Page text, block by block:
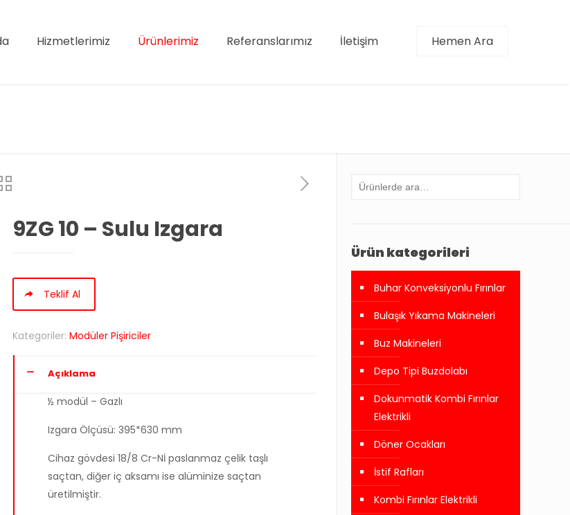
Hizmetlerimiz Ürünlerimiz Referanslarımız İletişim Hemen Ara
9ZG 10 – Sulu Izgara
Teklif Al
Kategoriler: Modüler Pişiriciler
Açıklama
½ modül – Gazlı
Izgara Ölçüsü: 395*630 mm
Cihaz gövdesi 18/8 Cr-Nİ paslanmaz çelik taşlı
saçtan, diğer iç aksamı ise alüminize saçtan
üretilmiştir.
Ürün kategorileri
Buhar Konveksiyonlu Fırınlar
Bulaşık Yıkama Makineleri
Buz Makineleri
Depo Tipi Buzdolabı
Dokunmatik Kombi Fırınlar
Elektrikli
Döner Ocakları
İstif Rafları
Kombi Fırınlar Elektrikli